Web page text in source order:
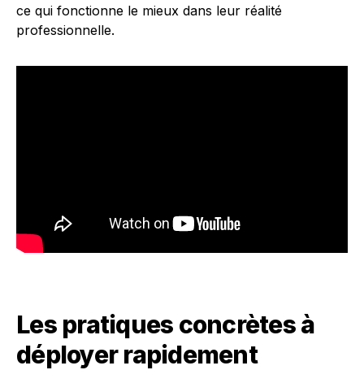
ce qui fonctionne le mieux dans leur réalité
professionnelle.
Les pratiques concrètes à
déployer rapidement